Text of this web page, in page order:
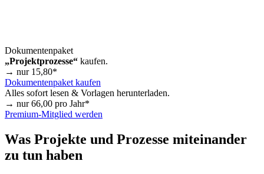
Dokumentenpaket
„Projektprozesse“ kaufen.
→ nur 15,80*
Dokumentenpaket kaufen
Alles sofort lesen & Vorlagen herunterladen.
→ nur66,00 pro Jahr*
Premium-Mitglied werden
Was Projekte und Prozesse miteinander
zu tun haben